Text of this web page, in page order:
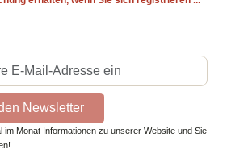
Newsletter
im Monat Informationen zu unserer Website und Sie